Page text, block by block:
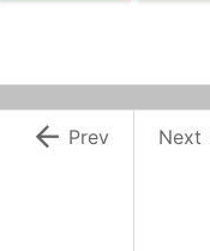
Next
 Prev